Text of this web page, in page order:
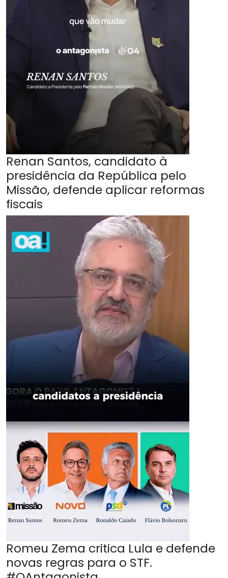
Renan Santos, candidato à
presidência da República pelo
Missão, defende aplicar reformas
fiscais
Romeu Zema critica Lula e defende
novas regras para o STF.